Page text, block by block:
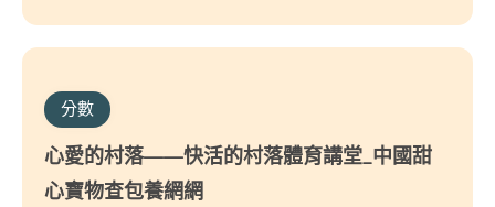
分數
心愛的村落——快活的村落體育講堂_中國甜
心寶物查包養網網